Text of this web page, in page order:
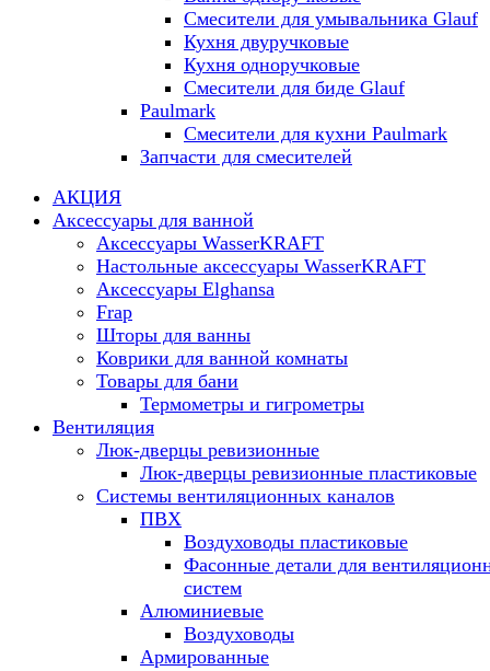
Смесители для умывальника Glauf
Кухня двуручковые
Кухня одноручковые
Смесители для биде Glauf
Paulmark
Смесители для кухни Paulmark
Запчасти для смесителей
АКЦИЯ
Аксессуары для ванной
Аксессуары WasserKRAFT
Настольные аксессуары WasserKRAFT
Аксессуары Elghansa
Frap
Шторы для ванны
Коврики для ванной комнаты
Товары для бани
Термометры и гигрометры
Вентиляция
Люк-дверцы ревизионные
Люк-дверцы ревизионные пластиковые
Системы вентиляционных каналов
ПВХ
Воздуховоды пластиковые
Фасонные детали для
систем
Алюминиевые
Воздуховоды
Армированные